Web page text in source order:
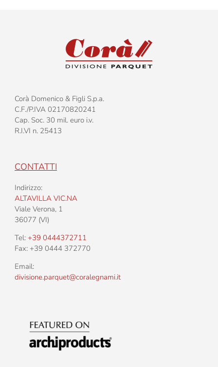
Corà Domenico & Figli S.p.a.
C.F./P.IVA 02170820241
Cap. Soc. 30 mil. euro i.v.
R.I.VI n. 25413
CONTATTI
Indirizzo:
ALTAVILLA VIC.NA
Viale Verona, 1
36077 (VI)
Tel: +39 0444372711
Fax: +39 0444 372770
Email:
divisione.parquet@coralegnami.it